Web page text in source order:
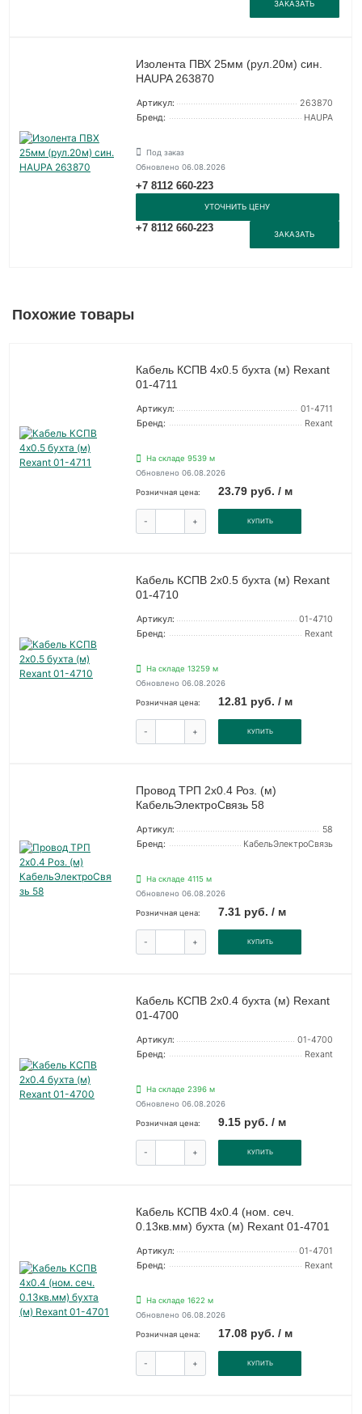
ЗАКАЗАТЬ
Изолента ПВХ 25мм (рул.20м) син.
HAUPA 263870
Артикул:
263870
Бренд:
HAUPA
Под заказ
Обновлено 06.08.2026
+7 8112 660-223
УТОЧНИТЬ ЦЕНУ
+7 8112 660-223
ЗАКАЗАТЬ
Похожие товары
Кабель КСПВ 4х0.5 бухта (м) Rexant
01-4711
Артикул:
01-4711
Бренд:
Rexant
На складе 9539 м
Обновлено 06.08.2026
Розничная цена: 23.79 руб. / м
- + КУПИТЬ
Кабель КСПВ 2х0.5 бухта (м) Rexant
01-4710
Артикул:
01-4710
Бренд:
Rexant
На складе 13259 м
Обновлено 06.08.2026
Розничная цена: 12.81 руб. / м
- + КУПИТЬ
Провод ТРП 2х0.4 Роз. (м)
КабельЭлектроСвязь 58
Артикул:
58
Бренд:
КабельЭлектроСвязь
На складе 4115 м
Обновлено 06.08.2026
Розничная цена: 7.31 руб. / м
- + КУПИТЬ
Кабель КСПВ 2х0.4 бухта (м) Rexant
01-4700
Артикул:
01-4700
Бренд:
Rexant
На складе 2396 м
Обновлено 06.08.2026
Розничная цена: 9.15 руб. / м
- + КУПИТЬ
Кабель КСПВ 4х0.4 (ном. сеч.
0.13кв.мм) бухта (м) Rexant 01-4701
Артикул:
01-4701
Бренд:
Rexant
На складе 1622 м
Обновлено 06.08.2026
Розничная цена: 17.08 руб. / м
- + КУПИТЬ